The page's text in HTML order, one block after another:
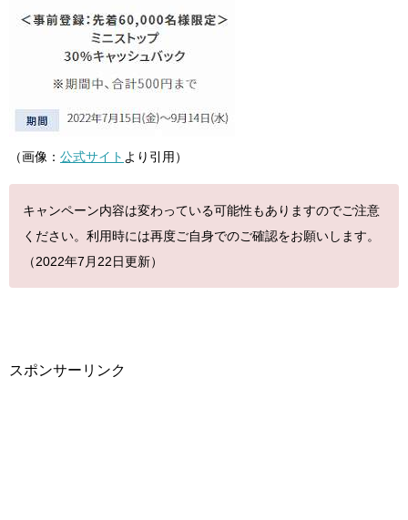
（画像： 公式サイト より引用）
キャンペーン内容は変わっている可能性もありますのでご注意
ください。利用時には再度ご自身でのご確認をお願いします。
（2022年7月22日更新）
スポンサーリンク